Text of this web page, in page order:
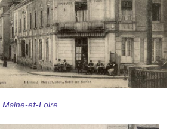
Maine-et-Loire